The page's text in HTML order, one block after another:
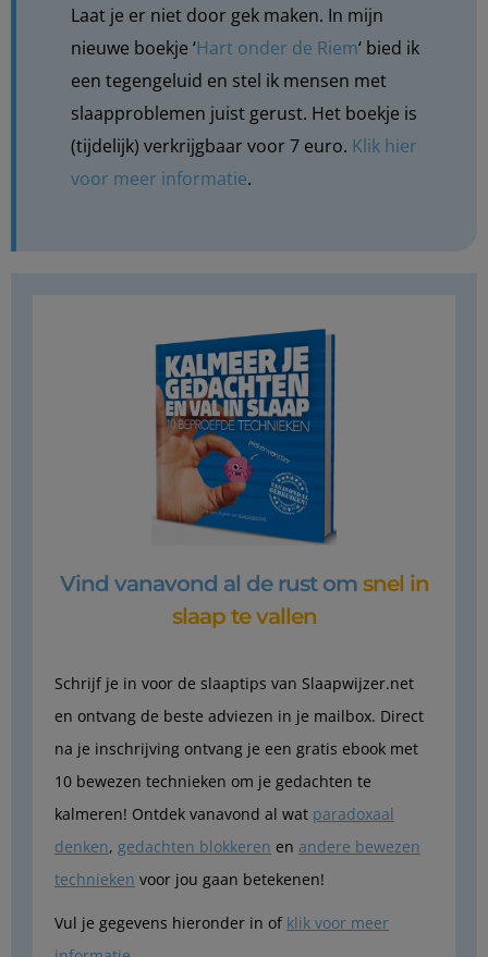
Laat je er niet door gek maken. In mijn
nieuwe boekje ‘Hart onder de Riem‘ bied ik
een tegengeluid en stel ik mensen met
slaapproblemen juist gerust. Het boekje is
(tijdelijk) verkrijgbaar voor 7 euro. Klik hier
voor meer informatie.
Vind vanavond al de rust om snel in
slaap te vallen
Schrijf je in voor de slaaptips van Slaapwijzer.net
en ontvang de beste adviezen in je mailbox. Direct
na je inschrijving ontvang je een gratis ebook met
10 bewezen technieken om je gedachten te
kalmeren! Ontdek vanavond al wat paradoxaal
denken, gedachten blokkeren en andere bewezen
technieken voor jou gaan betekenen!
Vul je gegevens hieronder in of klik voor meer